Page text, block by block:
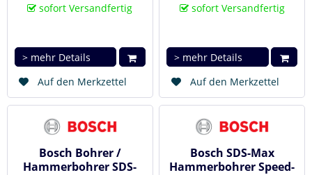
sofort Versandfertig
> mehr Details
Auf den Merkzettel
sofort Versandfertig
> mehr Details
Auf den Merkzettel
Bosch Bohrer /
Hammerbohrer SDS-
Bosch SDS-Max
Hammerbohrer Speed-